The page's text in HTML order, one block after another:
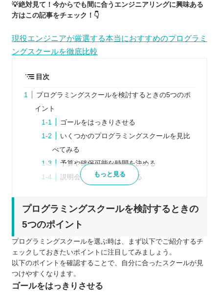
💡絶対見て！今からでも間に合うエンジニアリングに興味ある
方はこの記事をチェック！👇
現役エンジニアが厳選する本当におすすめのプログラミ
ングスクールを徹底比較
目次
プログラミングスクールを検討するときの5つのポ
イント
ゴールをはっきりさせる
いくつかのプログラミングスクールを見比
べてみる
予算や確保可能な時間を決める
説明会などに参加してみる
る
受講形式は自分に合っているか
無理なく通えるスケジュールになっている
か
通うためのコストはどのくらいかかるか
もっと見る
プログラミングスクールを検討するときの
5つのポイント
プログラミングスクールを選ぶ時は、まず以下でご紹介するチ
ェックしておきたいポイントに注目してみましょう。
以下のポイントを確認することで、自分に合ったスクールが見
つけやすくなります。
ゴールをはっきりさせる